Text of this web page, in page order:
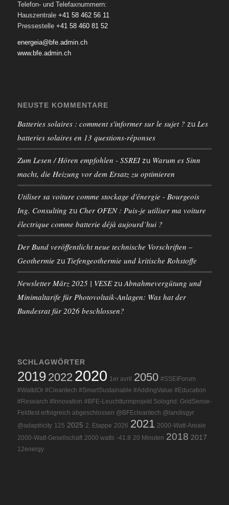
Telefon- und Telefaxnummern:
Hauszentrale +41 58 462 56 11
Pressestelle +41 58 460 81 52
energeia@bfe.admin.ch
www.bfe.admin.ch
NEUSTE KOMMENTARE
Batteries solaires : comment s'informer sur le sujet ? zu Les
batteries solaires en 13 questions-réponses
Zum Lesen / Hören empfohlen - SSREIzu Warum es Sinn
macht, die Heizung vor dem Ersatz zu optimieren
Utiliser sa voiture comme stockage d'énergie - Bourgeois
Ing. Consulting zu Cher OFEN : Puis-je utiliser ma voiture
électrique comme batterie déjà aujourd’hui ?
Der Bund veröffentlicht neue technische Vorschriften –
Geothermie zu Tiefengeothermie und kritische Rohstoffe
Newsletter März 2025 | VESEzu Abnahmevergütung und
Minimaltarife für Photovoltaik-Anlagen: Was hat der
Bundesrat für 2026 beschlossen?
SCHLAGWÖRTER
2019 2022 2020 1er avril 2050 #SSEIForum
#WattdOr #Cleantech #SmartSustainable #AddingValue #Education
#Research #Innovation #BFE-Leuchtturmprojekt Sologrid: GridSense-
Feldtest erfolgreich abgeschlossen @BFEcleantech @landisgyr
@adaptricity 125 2025 2. Etappe 2026 2021 2000-Watt-Areale
2000-Watt-Gesellschaft 2000 watts -41.8 20 Minuten 2018 2017
12energy